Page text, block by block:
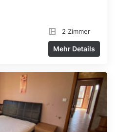
2 Zimmer
Mehr Details